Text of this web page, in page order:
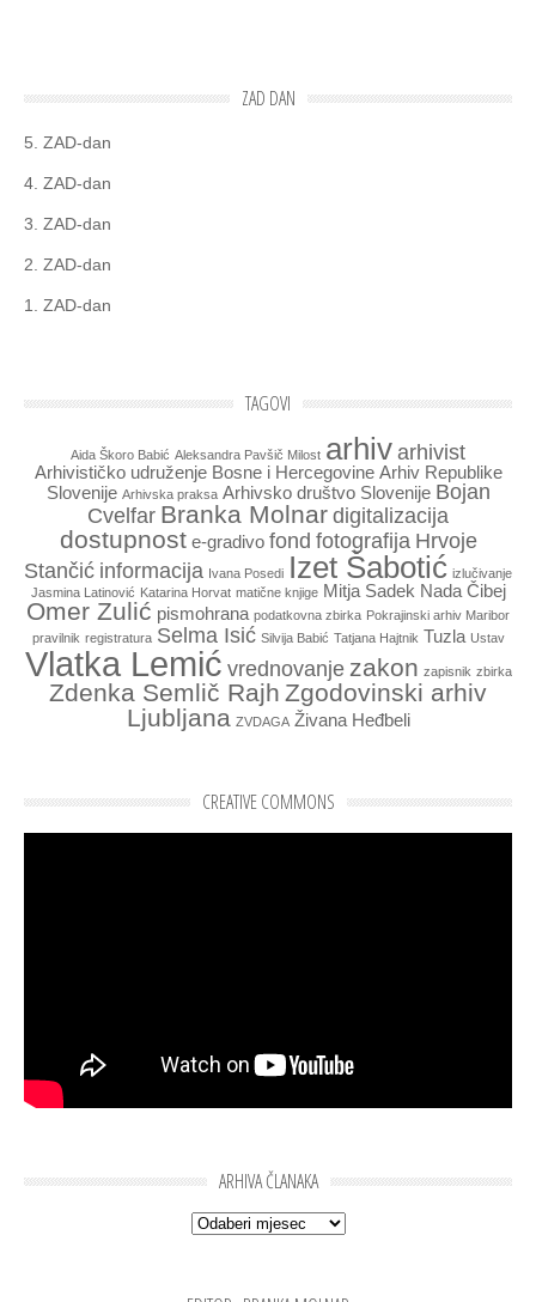
ZAD DAN
5. ZAD-dan
4. ZAD-dan
3. ZAD-dan
2. ZAD-dan
1. ZAD-dan
TAGOVI
Aida Škoro Babić Aleksandra Pavšič Milost arhivarhivist
Arhivističko udruženje Bosne i Hercegovine Arhiv Republike
Slovenije Arhivska praksa Arhivsko društvo Slovenije Bojan
Cvelfar Branka Molnardigitalizacija
dostupnost e-gradivo fond fotografija Hrvoje
Stančić informacija Ivana Posedi Izet Šabotić izlučivanje
Jasmina Latinović Katarina Horvat matične knjige Mitja Sadek Nada Čibej
Omer Zulić pismohrana podatkovna zbirka Pokrajinski arhiv Maribor
pravilnik registratura Selma Isić Silvija Babić Tatjana Hajtnik Tuzla Ustav
Vlatka Lemić vrednovanje zakon zapisnik zbirka
Zdenka Semlič Rajh Zgodovinski arhiv
Ljubljana ZVDAGA Živana Heđbeli
CREATIVE COMMONS
ARHIVA ČLANAKA
Arhiva članaka